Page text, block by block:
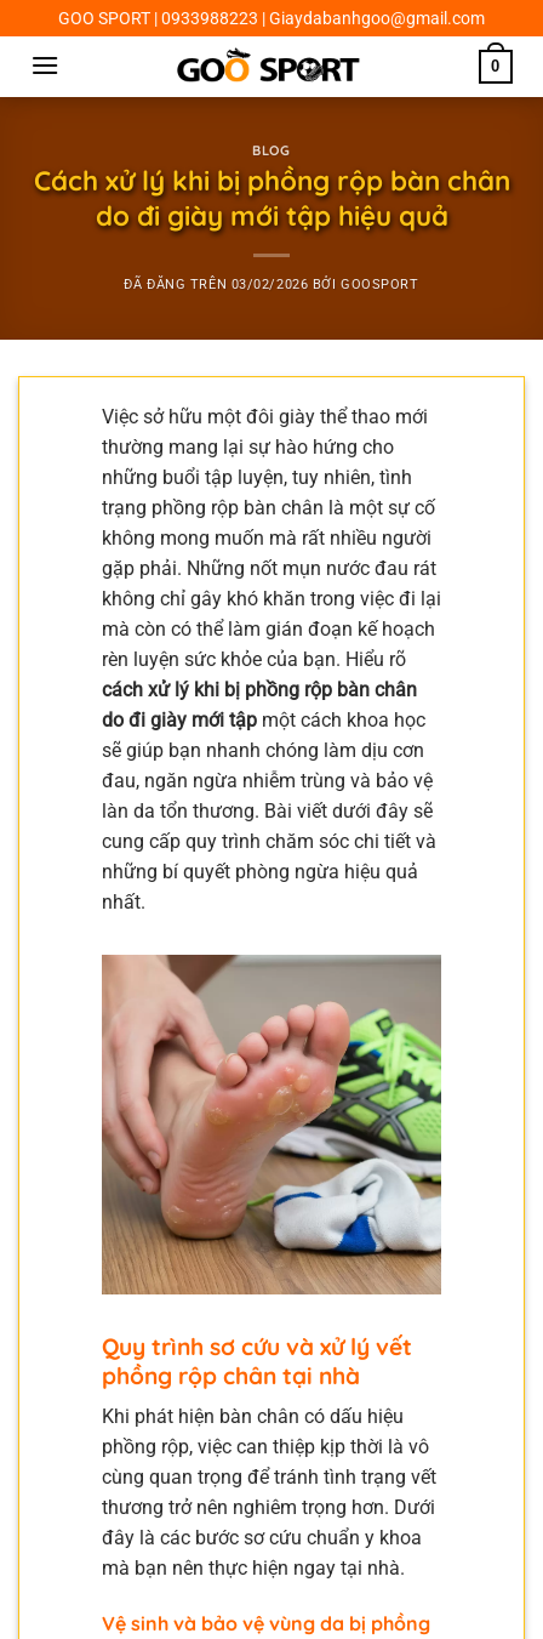
Chuyển
đến
dung
GOO SPORT | 0933988223 | Giaydabanhgoo@gmail.com
0
BLOG
Cách xử lý khi bị phồng rộp bàn chân
do đi giày mới tập hiệu quả
ĐÃ ĐĂNG TRÊN 03/02/2026 BỞIGOOSPORT
Việc sở hữu một đôi giày thể thao mới
thường mang lại sự hào hứng cho
những buổi tập luyện, tuy nhiên, tình
trạng phồng rộp bàn chân là một sự cố
không mong muốn mà rất nhiều người
gặp phải. Những nốt mụn nước đau rát
không chỉ gây khó khăn trong việc đi lại
mà còn có thể làm gián đoạn kế hoạch
rèn luyện sức khỏe của bạn. Hiểu rõ
cách xử lý khi bị phồng rộp bàn chân
do đi giày mới tập một cách khoa học
sẽ giúp bạn nhanh chóng làm dịu cơn
đau, ngăn ngừa nhiễm trùng và bảo vệ
làn da tổn thương. Bài viết dưới đây sẽ
cung cấp quy trình chăm sóc chi tiết và
những bí quyết phòng ngừa hiệu quả
nhất.
Quy trình sơ cứu và xử lý vết
phồng rộp chân tại nhà
Khi phát hiện bàn chân có dấu hiệu
phồng rộp, việc can thiệp kịp thời là vô
cùng quan trọng để tránh tình trạng vết
thương trở nên nghiêm trọng hơn. Dưới
đây là các bước sơ cứu chuẩn y khoa
mà bạn nên thực hiện ngay tại nhà.
Vệ sinh và bảo vệ vùng da bị phồng